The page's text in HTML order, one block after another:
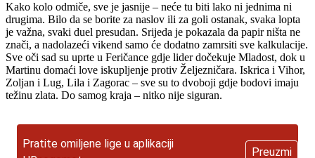
Kako kolo odmiče, sve je jasnije – neće tu biti lako ni jednima ni
drugima. Bilo da se borite za naslov ili za goli ostanak, svaka lopta
je važna, svaki duel presudan. Srijeda je pokazala da papir ništa ne
znači, a nadolazeći vikend samo će dodatno zamrsiti sve kalkulacije.
Sve oči sad su uprte u Feričance gdje lider dočekuje Mladost, dok u
Martinu domaći love iskupljenje protiv Željezničara. Iskrica i Vihor,
Zoljan i Lug, Lila i Zagorac – sve su to dvoboji gdje bodovi imaju
težinu zlata. Do samog kraja – nitko nije siguran.